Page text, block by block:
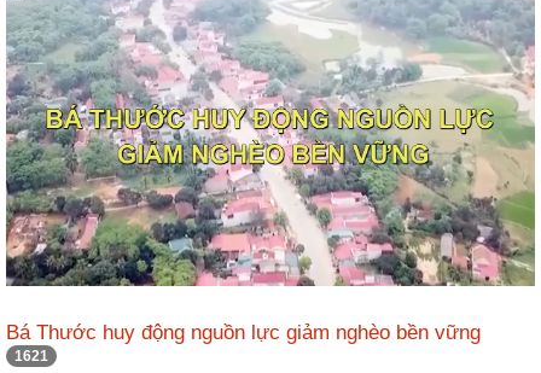
Bá Thước huy động nguồn lực giảm nghèo bền vững
1621